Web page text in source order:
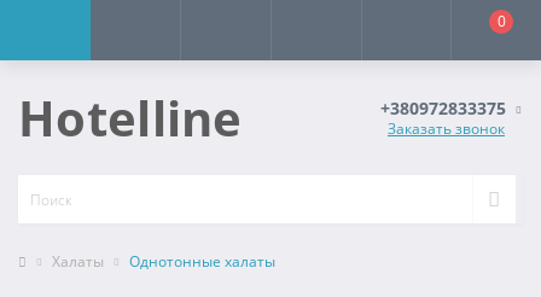
0
Hotelline +380972833375
Заказать звонок
Халаты Однотонные халаты